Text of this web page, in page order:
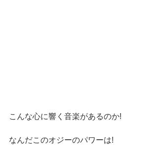
こんな心に響く音楽があるのか!
なんだこのオジーのパワーは!